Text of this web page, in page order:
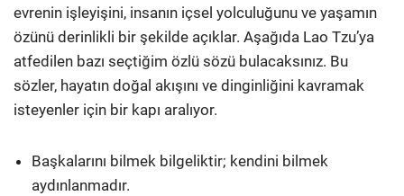
evrenin işleyişini, insanın içsel yolculuğunu ve yaşamın
özünü derinlikli bir şekilde açıklar. Aşağıda Lao Tzu’ya
atfedilen bazı seçtiğim özlü sözü bulacaksınız. Bu
sözler, hayatın doğal akışını ve dinginliğini kavramak
isteyenler için bir kapı aralıyor.
Başkalarını bilmek bilgeliktir; kendini bilmek
aydınlanmadır.